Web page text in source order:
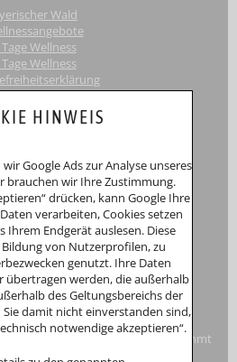
Wald
Tage Wellness
Tage Wellness
Amtsgericht Passau
Anna Putz
52
Perlesreut
(0)8555/691
(0)8555/8856
DE 358297667
157/259/80938
& Datenschutz
Das Unternehmen nimmt
vor einer
HINWEIS
Google Ads zur Analyse unseres
brauchen wir Ihre Zustimmung.
drücken, kann Google Ihre
verarbeiten, Cookies setzen
Ihrem Endgerät auslesen. Diese
von Nutzerprofilen, zu
genutzt. Ihre Daten
übertragen werden, die außerhalb
des Geltungsbereichs der
Sie damit nicht einverstanden sind,
notwendige akzeptieren“.